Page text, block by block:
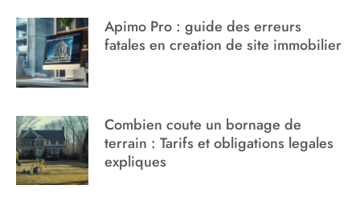
Apimo Pro : guide des erreurs
fatales en creation de site immobilier
Combien coute un bornage de
terrain : Tarifs et obligations legales
expliques